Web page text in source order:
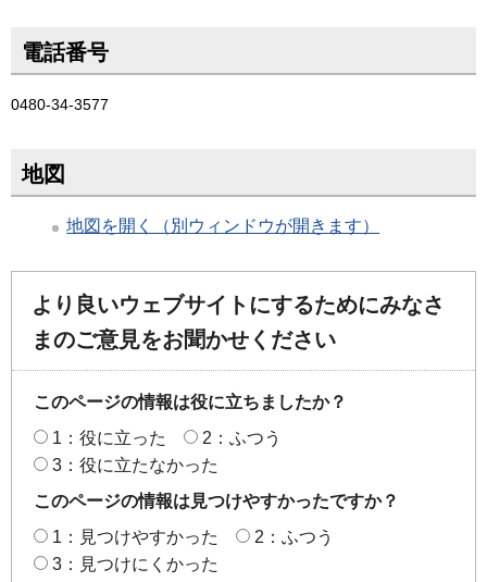
電話番号
0480-34-3577
地図
地図を開く（別ウィンドウが開きます）
より良いウェブサイトにするためにみなさ
まのご意見をお聞かせください
このページの情報は役に立ちましたか？
1：役に立った
2：ふつう
3：役に立たなかった
このページの情報は見つけやすかったですか？
1：見つけやすかった
2：ふつう
3：見つけにくかった